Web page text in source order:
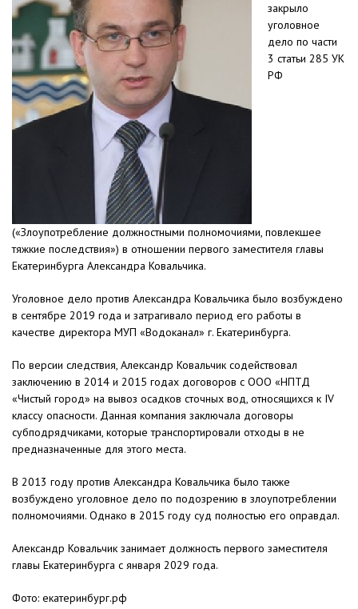
закрыло
уголовное
дело по части
3 статьи 285 УК
РФ
(«Злоупотребление должностными полномочиями, повлекшее
тяжкие последствия») в отношении первого заместителя главы
Екатеринбурга Александра Ковальчика.
Уголовное дело против Александра Ковальчика было возбуждено
в сентябре 2019 года и затрагивало период его работы в
качестве директора МУП «Водоканал» г. Екатеринбурга.
По версии следствия, Александр Ковальчик содействовал
заключению в 2014 и 2015 годах договоров с ООО «НПТД
«Чистый город» на вывоз осадков сточных вод, относящихся к IV
классу опасности. Данная компания заключала договоры
субподрядчиками, которые транспортировали отходы в не
предназначенные для этого места.
В 2013 году против Александра Ковальчика было также
возбуждено уголовное дело по подозрению в злоупотреблении
полномочиями. Однако в 2015 году суд полностью его оправдал.
Александр Ковальчик занимает должность первого заместителя
главы Екатеринбурга с января 2029 года.
Фото: екатеринбург.рф